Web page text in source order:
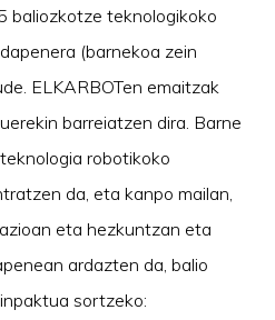
baliozkotze teknologikoko
(barnekoa zein
ELKARBOTen emaitzak
barreiatzen dira. Barne
robotikoko
da, eta kanpo mailan,
eta hezkuntzan eta
ardazten da, balio
sortzeko: